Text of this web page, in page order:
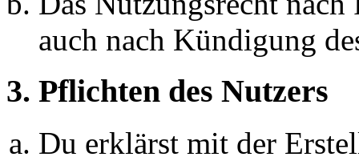
auch nach Kündigung
3. Pflichten des Nutzers
Du erklärst mit der